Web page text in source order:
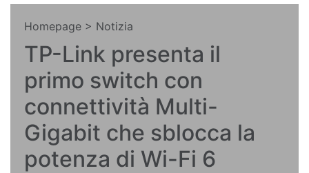
Homepage > Notizia
TP-Link presenta il
primo switch con
connettività Multi-
Gigabit che sblocca la
potenza di Wi-Fi 6